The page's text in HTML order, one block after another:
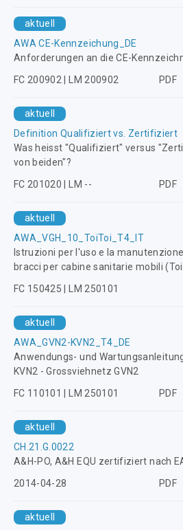
aktuell
AWA CE-Kennzeichung_DE
Anforderungen an die CE-
FC 200902 | LM 200902
PDF
aktuell
Definition Qualifiziert vs. Zertifiziert
Was heisst "Qualifiziert" versus
von beiden"?
FC 201020 | LM --
PDF
aktuell
AWA_VGH_10_ToiToi_T4_IT
Istruzioni per l'uso e la
bracci per cabine sanitarie mobili
FC 150425 | LM 250101
aktuell
AWA_GVN2-KVN2_T4_DE
Anwendungs- und
KVN2 - Grossviehnetz GVN2
FC 110101 | LM 250101
PDF
aktuell
CH.21.G.0022
A&H-PO, A&H EQU zertifiziert nach
2014-04-28
PDF
aktuell